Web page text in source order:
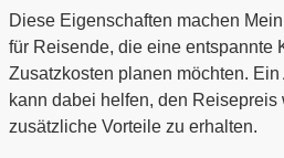
Diese Eigenschaften machen
für Reisende, die eine entspannte
Zusatzkosten planen möchten.
kann dabei helfen, den
zusätzliche Vorteile zu erhalten.